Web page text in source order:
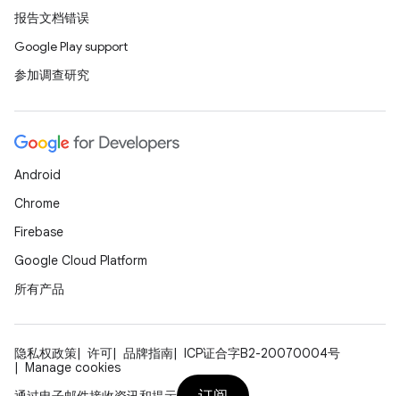
报告文档错误
Google Play support
参加调查研究
Android
Chrome
Firebase
Google Cloud Platform
所有产品
隐私权政策 许可 品牌指南
ICP证合字B2-20070004号
Manage cookies